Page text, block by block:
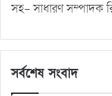
সহ- সাধারণ সম্পাদক
সর্বশেষ সংবাদ